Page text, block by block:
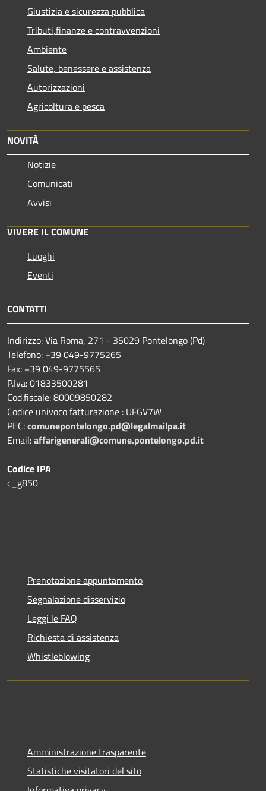
Giustizia e sicurezza pubblica
Tributi,finanze e contravvenzioni
Ambiente
Salute, benessere e assistenza
Autorizzazioni
Agricoltura e pesca
NOVITÀ
Notizie
Comunicati
Avvisi
VIVERE IL COMUNE
Luoghi
Eventi
CONTATTI
Indirizzo: Via Roma, 271 - 35029 Pontelongo (Pd)
Telefono: +39 049-9775265
Fax: +39 049-9775565
P.Iva: 01833500281
Cod.fiscale: 80009850282
Codice univoco fatturazione : UFGV7W
PEC:comunepontelongo.pd@legalmailpa.it
Email:affarigenerali@comune.pontelongo.pd.it
Codice IPA
c_g850
Prenotazione appuntamento
Segnalazione disservizio
Leggi le FAQ
Richiesta di assistenza
Whistleblowing
Amministrazione trasparente
Statistiche visitatori del sito